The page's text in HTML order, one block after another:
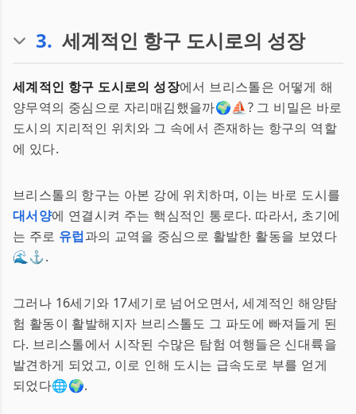
3. 세계적인 항구 도시로의 성장
세계적인 항구 도시로의 성장에서 브리스톨은 어떻게 해
양무역의 중심으로 자리매김했을까🌍⛵️? 그 비밀은 바로
도시의 지리적인 위치와 그 속에서 존재하는 항구의 역할
에 있다.
브리스톨의 항구는 아본 강에 위치하며, 이는 바로 도시를
대서양에 연결시켜 주는 핵심적인 통로다. 따라서, 초기에
는 주로 유럽과의 교역을 중심으로 활발한 활동을 보였다
🌊⚓️.
그러나 16세기와 17세기로 넘어오면서, 세계적인 해양탐
험 활동이 활발해지자 브리스톨도 그 파도에 빠져들게 된
다. 브리스톨에서 시작된 수많은 탐험 여행들은 신대륙을
발견하게 되었고, 이로 인해 도시는 급속도로 부를 얻게
되었다🌐🌍.